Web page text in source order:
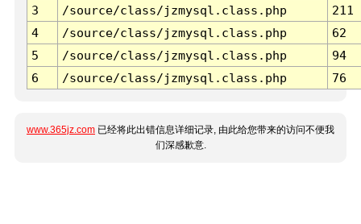
3 /source/class/jzmysql.class.php
211
4
/source/class/jzmysql.class.php
62
5
/source/class/jzmysql.class.php
94
6
/source/class/jzmysql.class.php 76
www.365jz.com 已经将此出错信息详细记录, 由此给您带来的访问不便我
们深感歉意.